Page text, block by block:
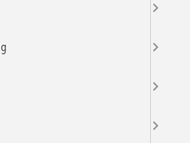
Uponor